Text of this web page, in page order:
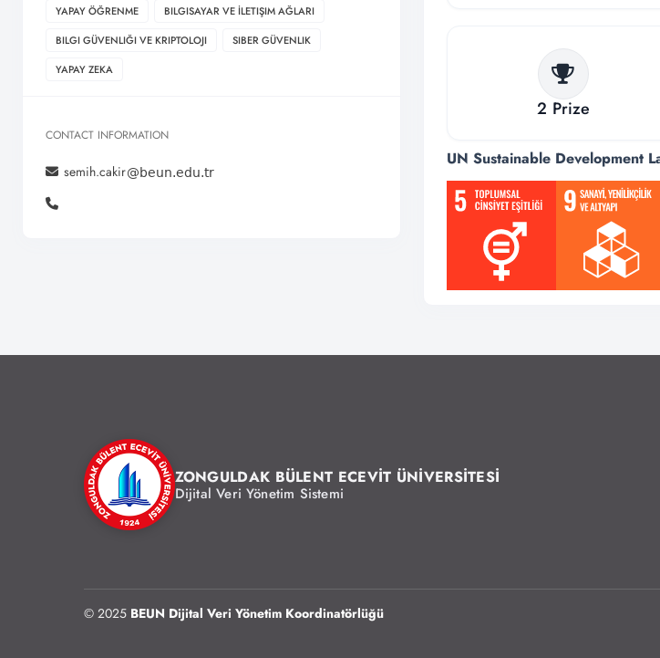
YAPAY ÖĞRENME
BILGISAYAR VE İLETIŞIM AĞLARI
BILGI GÜVENLIĞI VE KRIPTOLOJI
SIBER GÜVENLIK
YAPAY ZEKA
CONTACT INFORMATION
semih.cakir
2 Prize
UN Sustainable Development
ZONGULDAK BÜLENT ECEVİT ÜNİVERSİTESİ
Dijital Veri Yönetim Sistemi
© 2025 BEUN Dijital Veri Yönetim Koordinatörlüğü